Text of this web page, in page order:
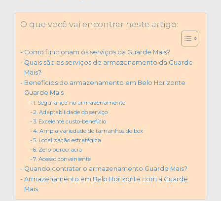
O que você vai encontrar neste artigo:
Como funcionam os serviços da Guarde Mais?
Quais são os serviços de armazenamento da Guarde
Mais?
Benefícios do armazenamento em Belo Horizonte
Guarde Mais
1. Segurança no armazenamento
2. Adaptabilidade do serviço
3. Excelente custo-benefício
4. Ampla variedade de tamanhos de box
5. Localização estratégica
6. Zero burocracia
7. Acesso conveniente
Quando contratar o armazenamento Guarde Mais?
Armazenamento em Belo Horizonte com a Guarde
Mais